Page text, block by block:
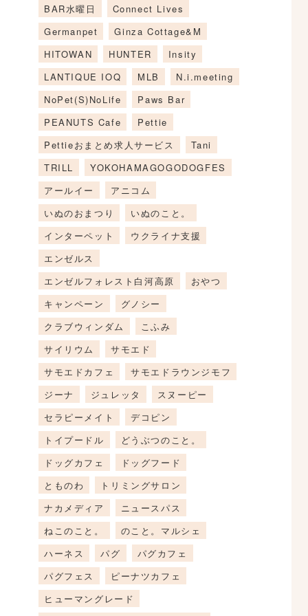
BAR水曜日
Connect Lives
Germanpet
Ginza Cottage&M
HITOWAN
HUNTER
Insity
LANTIQUE IOQ
MLB
N.i.meeting
NoPet(S)NoLife
Paws Bar
PEANUTS Cafe
Pettie
Pettieおまとめ求人サービス
Tani
TRILL
YOKOHAMAGOGODOGFES
アールイー
アニコム
いぬのおまつり
いぬのこと。
インターペット
ウクライナ支援
エンゼルス
エンゼルフォレスト白河高原
おやつ
キャンペーン
グノシー
クラブウィンダム
こふみ
サイリウム
サモエド
サモエドカフェ
サモエドラウンジモフ
ジーナ
ジュレッタ
スヌーピー
セラピーメイト
デコピン
トイプードル
どうぶつのこと。
ドッグカフェ
ドッグフード
とものわ
トリミングサロン
ナカメディア
ニュースパス
ねこのこと。
のこと。マルシェ
ハーネス
パグ
パグカフェ
パグフェス
ピーナツカフェ
ヒューマングレード